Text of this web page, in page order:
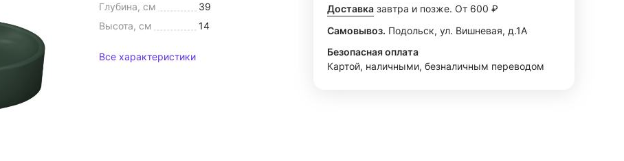
Глубина, см
39
Высота, см
14
Все характеристики
Доставка завтра и позже. От 600 ₽
Самовывоз. Подольск, ул. Вишневая, д.1А
Безопасная оплата
Картой, наличными, безналичным переводом